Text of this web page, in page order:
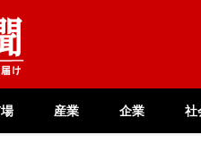
産業 企業 社